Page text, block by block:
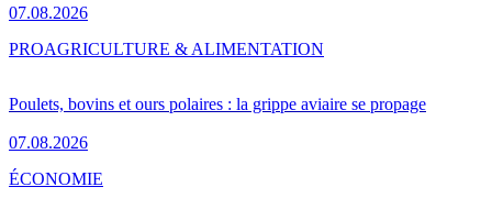
07.08.2026
Poulets, bovins et ours polaires : la grippe aviaire se propage
07.08.2026
PROAGRICULTURE & ALIMENTATION
ÉCONOMIE